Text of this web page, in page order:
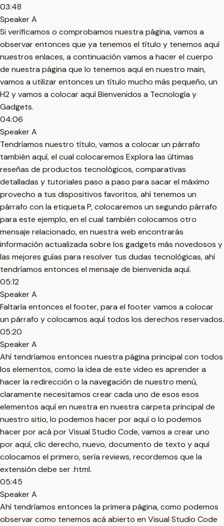
03:48
Speaker A
Si verificamos o comprobamos nuestra página, vamos a
observar entonces que ya tenemos el título y tenemos aquí
nuestros enlaces, a continuación vamos a hacer el cuerpo
de nuestra página que lo tenemos aquí en nuestro main,
vamos a utilizar entonces un título mucho más pequeño, un
H2 y vamos a colocar aquí Bienvenidos a Tecnología y
Gadgets.
04:06
Speaker A
Tendríamos nuestro título, vamos a colocar un párrafo
también aquí, el cual colocaremos Explora las últimas
reseñas de productos tecnológicos, comparativas
detalladas y tutoriales paso a paso para sacar el máximo
provecho a tus dispositivos favoritos, ahí tenemos un
párrafo con la etiqueta P, colocaremos un segundo párrafo
para este ejemplo, en el cual también colocamos otro
mensaje relacionado, en nuestra web encontrarás
información actualizada sobre los gadgets más novedosos y
las mejores guías para resolver tus dudas tecnológicas, ahí
tendríamos entonces el mensaje de bienvenida aquí.
05:12
Speaker A
Faltaría entonces el footer, para el footer vamos a colocar
un párrafo y colocamos aquí todos los derechos reservados.
05:20
Speaker A
Ahí tendríamos entonces nuestra página principal con todos
los elementos, como la idea de este video es aprender a
hacer la redirección o la navegación de nuestro menú,
claramente necesitamos crear cada uno de esos esos
elementos aquí en nuestra en nuestra carpeta principal de
nuestro sitio, lo podemos hacer por aquí o lo podemos
hacer por acá por Visual Studio Code, vamos a crear uno
por aquí, clic derecho, nuevo, documento de texto y aquí
colocamos el primero, sería reviews, recordemos que la
extensión debe ser .html.
05:45
Speaker A
Ahí tendríamos entonces la primera página, como podemos
observar como tenemos acá abierto en Visual Studio Code